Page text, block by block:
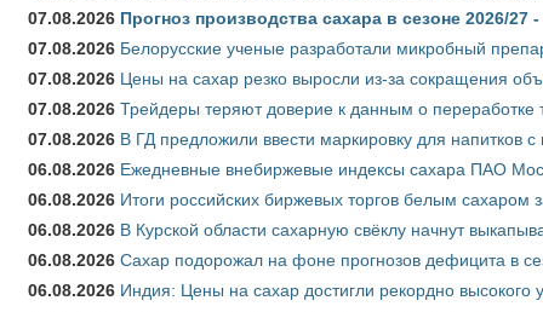
07.08.2026 Прогноз производства сахара в сезоне 2026/
07.08.2026 Белорусские ученые разработали микробный
07.08.2026 Цены на сахар резко выросли из-за сокращения
07.08.2026 Трейдеры теряют доверие к данным о переработке
07.08.2026 В ГД предложили ввести маркировку для напитков
06.08.2026 Ежедневные внебиржевые индексы сахара ПАО
06.08.2026 Итоги российских биржевых торгов белым сахаром
06.08.2026 В Курской области сахарную свёклу начнут
06.08.2026 Сахар подорожал на фоне прогнозов дефицита в
06.08.2026 Индия: Цены на сахар достигли рекордно высокого